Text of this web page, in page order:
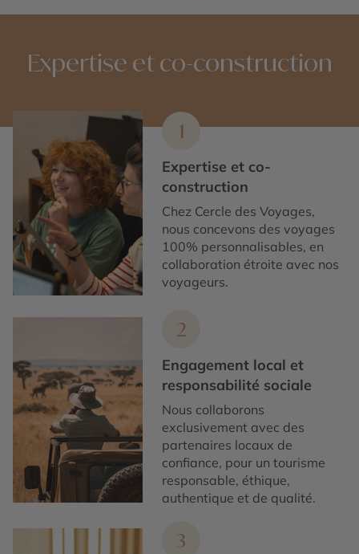
Expertise et co-construction
1
Expertise et co-
construction
Chez Cercle des Voyages,
nous concevons des voyages
100% personnalisables, en
collaboration étroite avec nos
voyageurs.
2
Engagement local et
responsabilité sociale
Nous collaborons
exclusivement avec des
partenaires locaux de
confiance, pour un tourisme
responsable, éthique,
authentique et de qualité.
3